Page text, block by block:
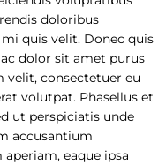
doloribus
quis velit. Donec quis
dolor sit amet purus
velit, consectetuer eu
volutpat. Phasellus et
ut perspiciatis unde
accusantium
eaque ipsa